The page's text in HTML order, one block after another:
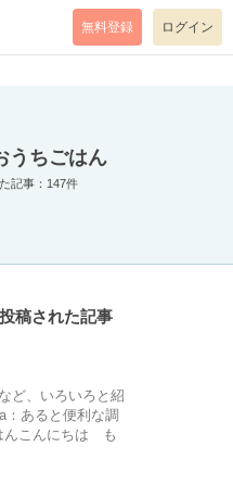
mode=return level=notice
無料登録 ログイン
うちごはん
記事：147件
稿された記事
ど、いろいろと紹
あると便利な調
んこんにちは も